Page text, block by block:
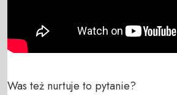
Was też nurtuje to pytanie?